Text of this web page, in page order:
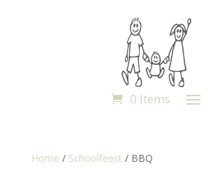
0 Items
Home / Schoolfeest / BBQ